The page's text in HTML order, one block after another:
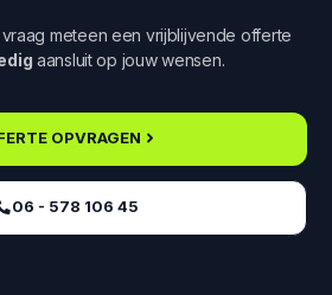
meteen een vrijblijvende offerte
aansluit op jouw wensen.
OPVRAGEN
06 - 578 106 45‬